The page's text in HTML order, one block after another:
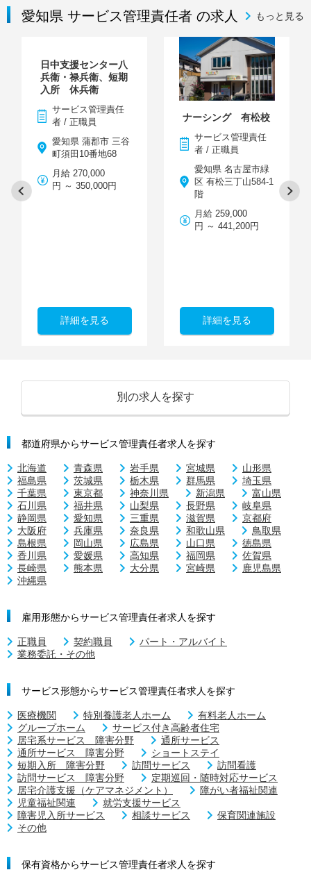
愛知県 サービス管理責任者 の求人 もっと見る
日中支援センター八
兵衛・禄兵衛、短期
入所 休兵衛
サービス管理責任
者 / 正職員
愛知県 蒲郡市 三谷
町須田10番地68
月給 270,000
円 ～ 350,000円
詳細を見る
ナーシング 有松校
サービス管理責任
者 / 正職員
愛知県 名古屋市緑
区 有松三丁山584-1
階
月給 259,000
円 ～ 441,200円
詳細を見る
別の求人を探す
都道府県からサービス管理責任者求人を探す
北海道 青森県 岩手県 宮城県
山形県
福島県
茨城県 栃木県 群馬県
埼玉県
千葉県
東京都 神奈川県 新潟県
富山県
石川県
福井県 山梨県 長野県
岐阜県
静岡県
愛知県 三重県 滋賀県
京都府
大阪府
兵庫県 奈良県 和歌山県
鳥取県
島根県
岡山県 広島県 山口県
徳島県
香川県
愛媛県 高知県 福岡県
佐賀県
長崎県
熊本県 大分県 宮崎県
鹿児島県
沖縄県
雇用形態からサービス管理責任者求人を探す
正職員 契約職員
パート・アルバイト
業務委託・その他
サービス形態からサービス管理責任者求人を探す
医療機関 特別養護老人ホーム
有料老人ホーム
グループホーム
サービス付き高齢者住宅
居宅系サービス 障害分野
通所サービス
通所サービス 障害分野
ショートステイ
短期入所 障害分野
訪問サービス
訪問看護
訪問サービス 障害分野
定期巡回・随時対応サービス
居宅介護支援（ケアマネジメント）
障がい者福祉関連
児童福祉関連
就労支援サービス
障害児入所サービス
相談サービス
保育関連施設
その他
保有資格からサービス管理責任者求人を探す